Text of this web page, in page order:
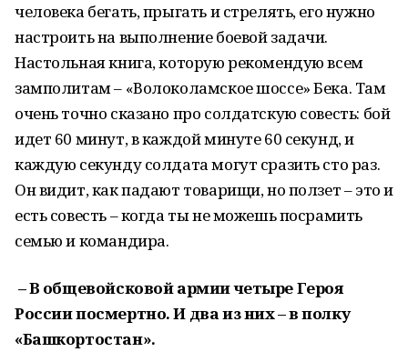
человека бегать, прыгать и стрелять, его нужно
настроить на выполнение боевой задачи.
Настольная книга, которую рекомендую всем
замполитам – «Волоколамское шоссе» Бека. Там
очень точно сказано про солдатскую совесть: бой
идет 60 минут, в каждой минуте 60 секунд, и
каждую секунду солдата могут сразить сто раз.
Он видит, как падают товарищи, но ползет – это и
есть совесть – когда ты не можешь посрамить
семью и командира.
– В общевойсковой армии четыре Героя
России посмертно. И два из них – в полку
«Башкортостан».